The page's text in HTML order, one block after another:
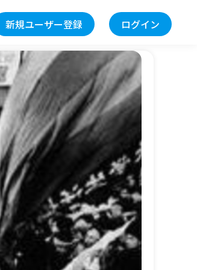
新規ユーザー登録 ログイン